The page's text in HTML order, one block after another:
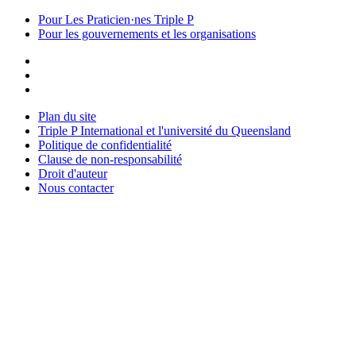
Pour Les Praticien·nes Triple P
Pour les gouvernements et les organisations
Plan du site
Triple P International et l'université du Queensland
Politique de confidentialité
Clause de non-responsabilité
Droit d'auteur
Nous contacter